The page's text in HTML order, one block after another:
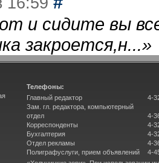
и сидите вы
закроется,н...»
Телефоны:
Главный редактор
Зам. гл. редактора, компьютерный
отдел
Корреспонденты
Бухгалтерия
Отдел рекламы
Полиграфуслуги, прием объявлений
4-
4-
4-
4-
4-
4-